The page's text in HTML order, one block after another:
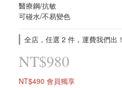
醫療鋼/抗敏
可碰水/不易變色
全店，任選 2 件，運費我們出！
NT$980
NT$490 會員獨享